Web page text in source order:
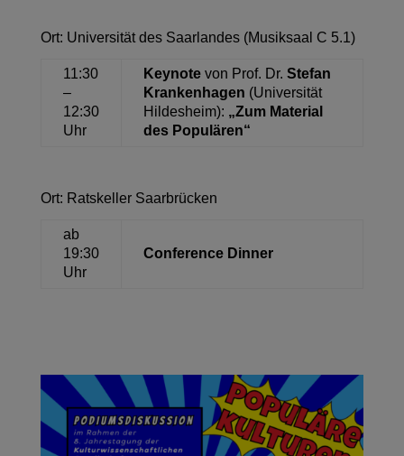
Ort: Universität des Saarlandes (Musiksaal C 5.1)
11:30
–
12:30
Uhr
Keynotevon Prof. Dr. Stefan
Krankenhagen (Universität
Hildesheim): „Zum Material
des Populären“
Ort: Ratskeller Saarbrücken
ab
19:30
Uhr
Conference Dinner